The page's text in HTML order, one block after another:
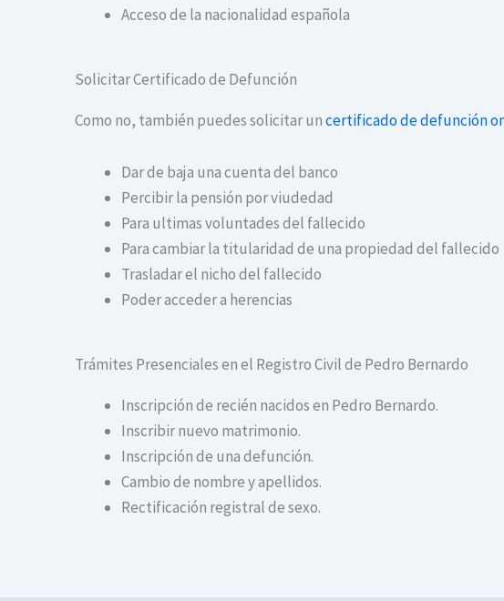
Acceso de la nacionalidad española
Solicitar Certificado de Defunción
Como no, también puedes solicitar uncertificado de defunción
Dar de baja una cuenta del banco
Percibir la pensión por viudedad
Para ultimas voluntades del fallecido
Para cambiar la titularidad de una propiedad del fallecido
Trasladar el nicho del fallecido
Poder acceder a herencias
Trámites Presenciales en el Registro Civil de Pedro Bernardo
Inscripción de recién nacidos en Pedro Bernardo.
Inscribir nuevo matrimonio.
Inscripción de una defunción.
Cambio de nombre y apellidos.
Rectificación registral de sexo.